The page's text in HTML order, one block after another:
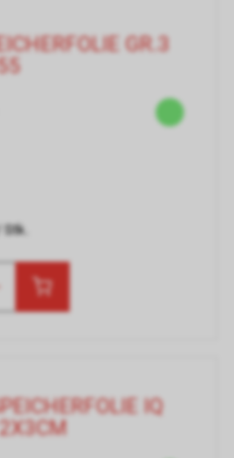
GR.3
Stk.
IQ